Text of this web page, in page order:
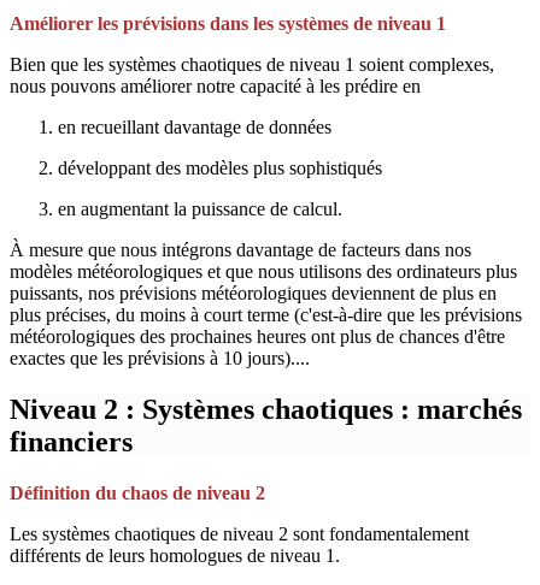
Améliorer les prévisions dans les systèmes de niveau 1
Bien que les systèmes chaotiques de niveau 1 soient complexes,
nous pouvons améliorer notre capacité à les prédire en
en recueillant davantage de données
développant des modèles plus sophistiqués
en augmentant la puissance de calcul.
À mesure que nous intégrons davantage de facteurs dans nos
modèles météorologiques et que nous utilisons des ordinateurs plus
puissants, nos prévisions météorologiques deviennent de plus en
plus précises, du moins à court terme (c'est-à-dire que les prévisions
météorologiques des prochaines heures ont plus de chances d'être
exactes que les prévisions à 10 jours)....
Niveau 2 : Systèmes chaotiques : marchés
financiers
Définition du chaos de niveau 2
Les systèmes chaotiques de niveau 2 sont fondamentalement
différents de leurs homologues de niveau 1.